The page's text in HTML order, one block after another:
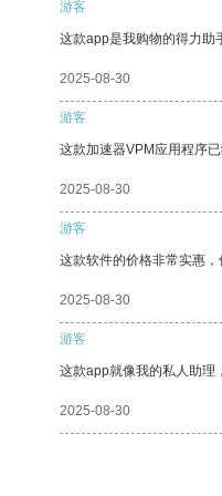
游客
这款app是我购物的得力助
2025-08-30
游客
这款加速器VPM应用程序
2025-08-30
游客
这款软件的价格非常实惠，
2025-08-30
游客
这款app就像我的私人助理
2025-08-30